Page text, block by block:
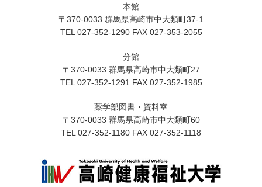
本館
〒370-0033 群馬県高崎市中大類町37-1
TEL 027-352-1290 FAX 027-353-2055
分館
〒370-0033 群馬県高崎市中大類町27
TEL 027-352-1291 FAX 027-352-1985
薬学部図書・資料室
〒370-0033 群馬県高崎市中大類町60
TEL 027-352-1180 FAX 027-352-1118